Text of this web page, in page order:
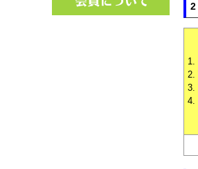
2
1.
2.
3.
4.